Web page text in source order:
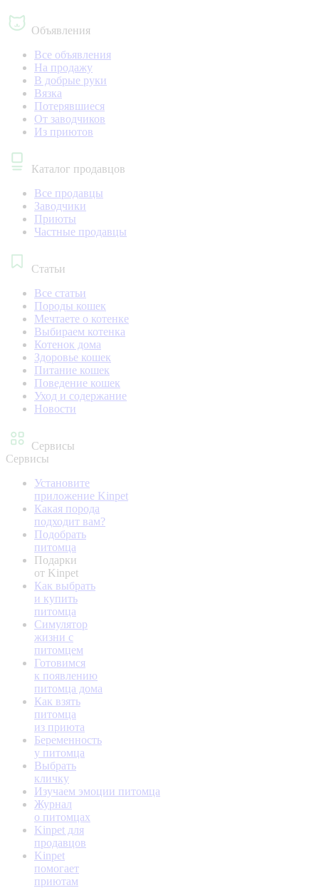
Объявления
Все объявления
На продажу
В добрые руки
Вязка
Потерявшиеся
От заводчиков
Из приютов
Каталог продавцов
Все продавцы
Заводчики
Приюты
Частные продавцы
Статьи
Все статьи
Породы кошек
Мечтаете о котенке
Выбираем котенка
Котенок дома
Здоровье кошек
Питание кошек
Поведение кошек
Уход и содержание
Новости
Сервисы
Сервисы
Установите
приложение Kinpet
Какая порода
подходит вам?
Подобрать
питомца
Подарки
от Kinpet
Как выбрать
и купить
питомца
Симулятор
жизни с
питомцем
Готовимся
к появлению
питомца дома
Как взять
питомца
из приюта
Беременность
у питомца
Выбрать
кличку
Изучаем эмоции питомца
Журнал
о питомцах
Kinpet для
продавцов
Kinpet
помогает
приютам